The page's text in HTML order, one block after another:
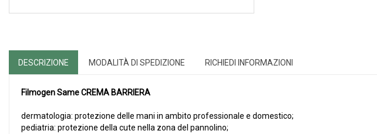
DESCRIZIONE MODALITÀ DI SPEDIZIONE RICHIEDI INFORMAZIONI
Filmogen SameCREMA BARRIERA
dermatologia: protezione delle mani in ambito professionale e domestico;
pediatria: protezione della cute nella zona del pannolino;